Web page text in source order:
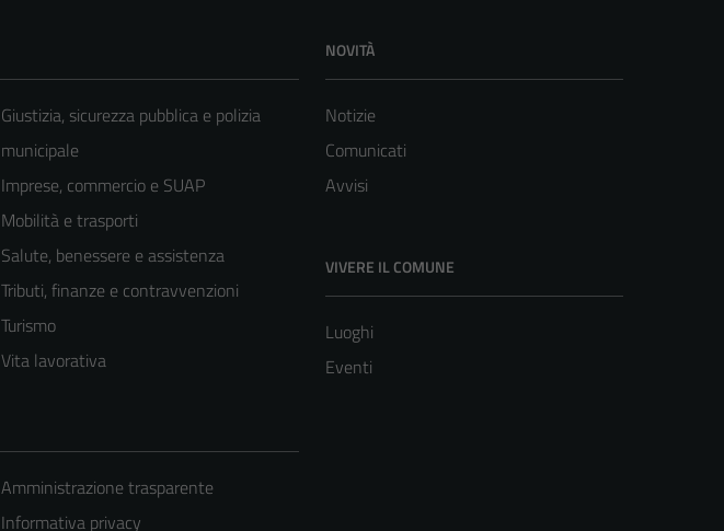
Giustizia, sicurezza pubblica e polizia
municipale
Imprese, commercio e SUAP
Mobilità e trasporti
Salute, benessere e assistenza
Tributi, finanze e contravvenzioni
Turismo
Vita lavorativa
NOVITÀ
Notizie
Comunicati
Avvisi
VIVERE IL COMUNE
Luoghi
Eventi
Amministrazione trasparente
Informativa privacy